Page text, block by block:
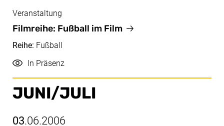
Juni, 06.06.2006
Filmreihe: Fußball im Film
Veranstaltung
Reihe: Fußball
Durchführung
In Präsenz
JUNI/​JULI
03.06.2006